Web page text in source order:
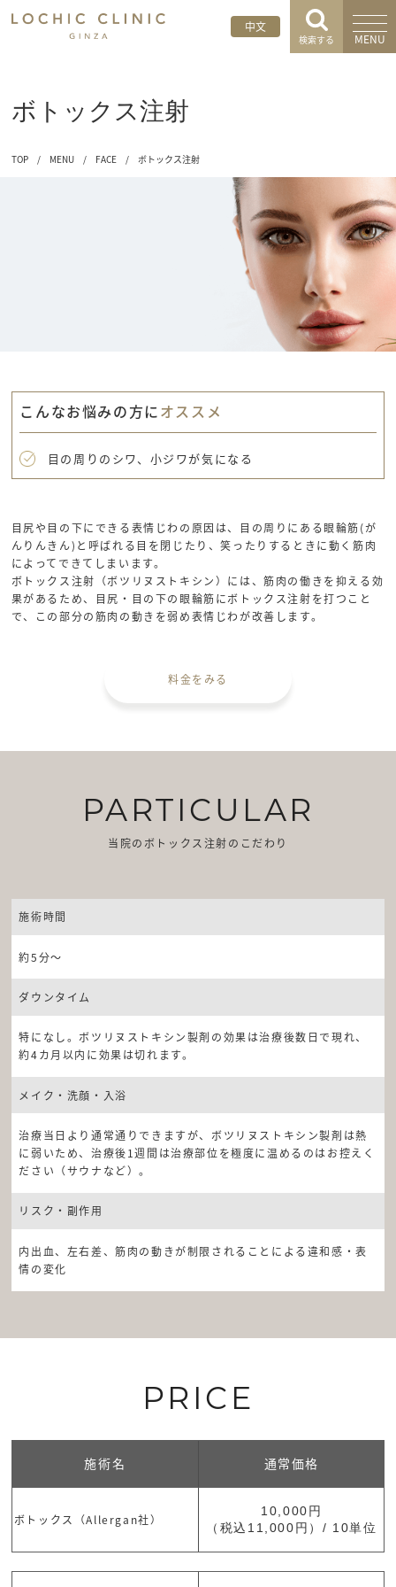
中文
検索する MENU
ボトックス注射
TOP / MENU / FACE / ボトックス注射
こんなお悩みの方にオススメ
目の周りのシワ、小ジワが気になる
目尻や目の下にできる表情じわの原因は、目の周りにある眼輪筋(が
んりんきん)と呼ばれる目を閉じたり、笑ったりするときに動く筋肉
によってできてしまいます。
ボトックス注射（ボツリヌストキシン）には、筋肉の働きを抑える効
果があるため、目尻・目の下の眼輪筋にボトックス注射を打つこと
で、この部分の筋肉の動きを弱め表情じわが改善します。
料金をみる
PARTICULAR
当院のボトックス注射のこだわり
施術時間
約5分～
ダウンタイム
特になし。ボツリヌストキシン製剤の効果は治療後数日で現れ、
約4カ月以内に効果は切れます。
メイク・洗顔・入浴
治療当日より通常通りできますが、ボツリヌストキシン製剤は熱
に弱いため、治療後1週間は治療部位を極度に温めるのはお控えく
ださい（サウナなど）。
リスク・副作用
内出血、左右差、筋肉の動きが制限されることによる違和感・表
情の変化
PRICE
施術名 通常価格
ボトックス（Allergan社）
10,000円
（税込11,000円）/ 10単位